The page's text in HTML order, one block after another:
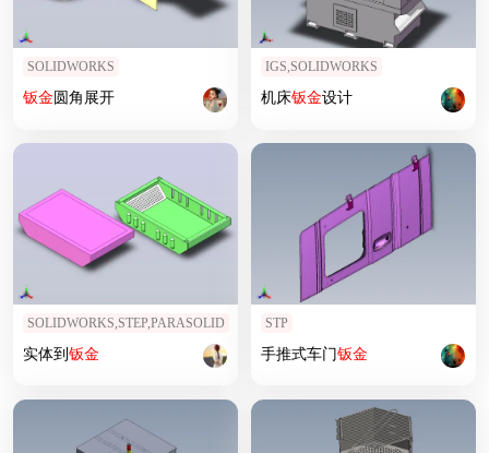
SOLIDWORKS
钣金圆角展开
IGS,SOLIDWORKS
机床钣金设计
SOLIDWORKS,STEP,PARASOLID
实体到钣金
STP
手推式车门钣金